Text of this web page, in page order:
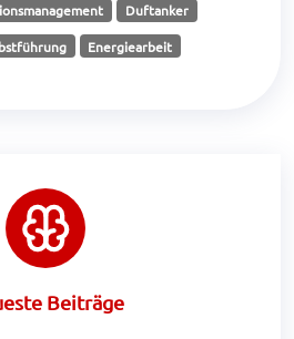
Duftanker
Energiearbeit
Beiträge